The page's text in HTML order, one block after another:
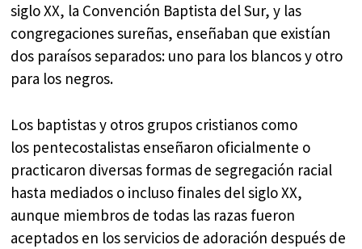
siglo XX, la Convención Baptista del Sur, y las
congregaciones sureñas, enseñaban que existían
dos paraísos separados: uno para los blancos y otro
para los negros.​
Los baptistas y otros grupos cristianos como
los pentecostalistas enseñaron oficialmente o
practicaron diversas formas de segregación racial
hasta mediados o incluso finales del siglo XX,
aunque miembros de todas las razas fueron
aceptados en los servicios de adoración después de